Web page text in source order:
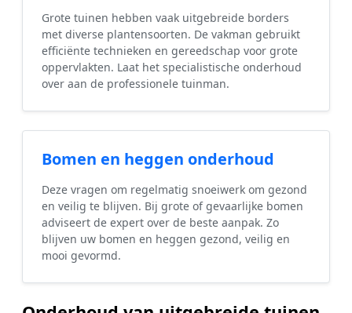
Grote tuinen hebben vaak uitgebreide borders
met diverse plantensoorten. De vakman gebruikt
efficiënte technieken en gereedschap voor grote
oppervlakten. Laat het specialistische onderhoud
over aan de professionele tuinman.
Bomen en heggen onderhoud
Deze vragen om regelmatig snoeiwerk om gezond
en veilig te blijven. Bij grote of gevaarlijke bomen
adviseert de expert over de beste aanpak. Zo
blijven uw bomen en heggen gezond, veilig en
mooi gevormd.